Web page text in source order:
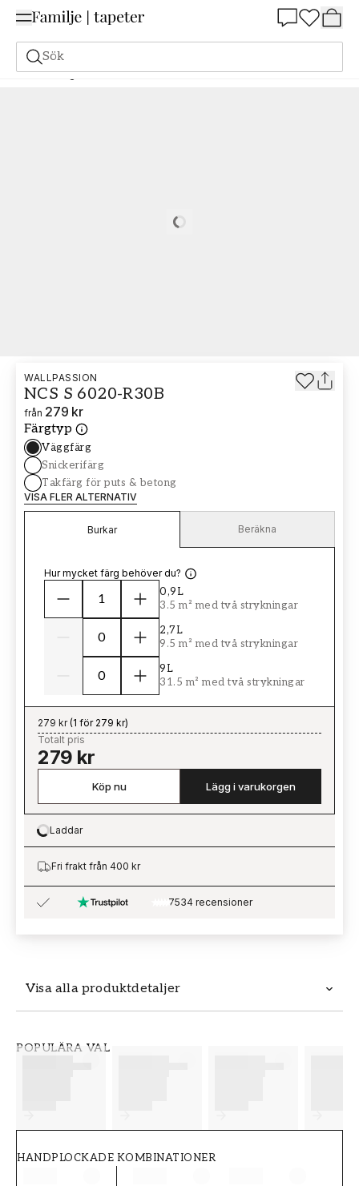
Sök
Målarfärg Beställ utifrån NCS Beställ utifrån NCS 6020-R30B
Loading…
Visa alla produktdetaljer
POPULÄRA VAL
HANDPLOCKADE KOMBINATIONER
WALLPASSION
NCS S 6020-R30B
från 279 kr
Färgtyp
Väggfärg
Snickerifärg
Takfärg för puts & betong
VISA FLER ALTERNATIV
Burkar Beräkna
Hur mycket färg behöver du?
0,9L
3.5 m² med två strykningar
2,7L
9.5 m² med två strykningar
9L
31.5 m² med två strykningar
279 kr(1 för 279 kr)
Totalt pris
279 kr
Köp nu Lägg i varukorgen
Loading…
Laddar
Fri frakt från 400 kr
7534 recensioner